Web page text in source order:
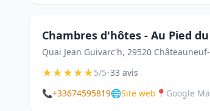
Chambres d'hôtes - Au Pied
Quai Jean Guivarc'h, 29520
★★★★★5/5•33 avis
📞+33674595819🌐Site web 📍 Google